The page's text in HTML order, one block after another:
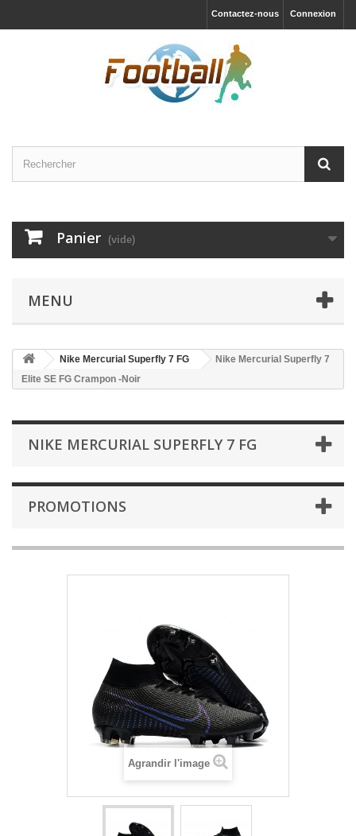
Connexion
Contactez-nous
Panier (vide)
MENU
Nike Mercurial Superfly 7 FG
Nike Mercurial Superfly 7
Elite SE FG Crampon -Noir
NIKE MERCURIAL SUPERFLY 7 FG
PROMOTIONS
Agrandir l'image